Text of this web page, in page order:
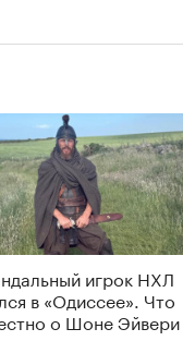
игрок НХЛ
в «Одиссее». Что
о Шоне Эйвери